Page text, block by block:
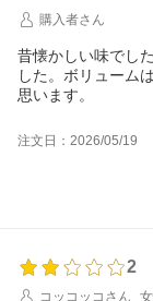
購入者さん
昔懐かしい味でし
した。ボリューム
思います。
注文日：2026/05/19
2
コッコッコさん